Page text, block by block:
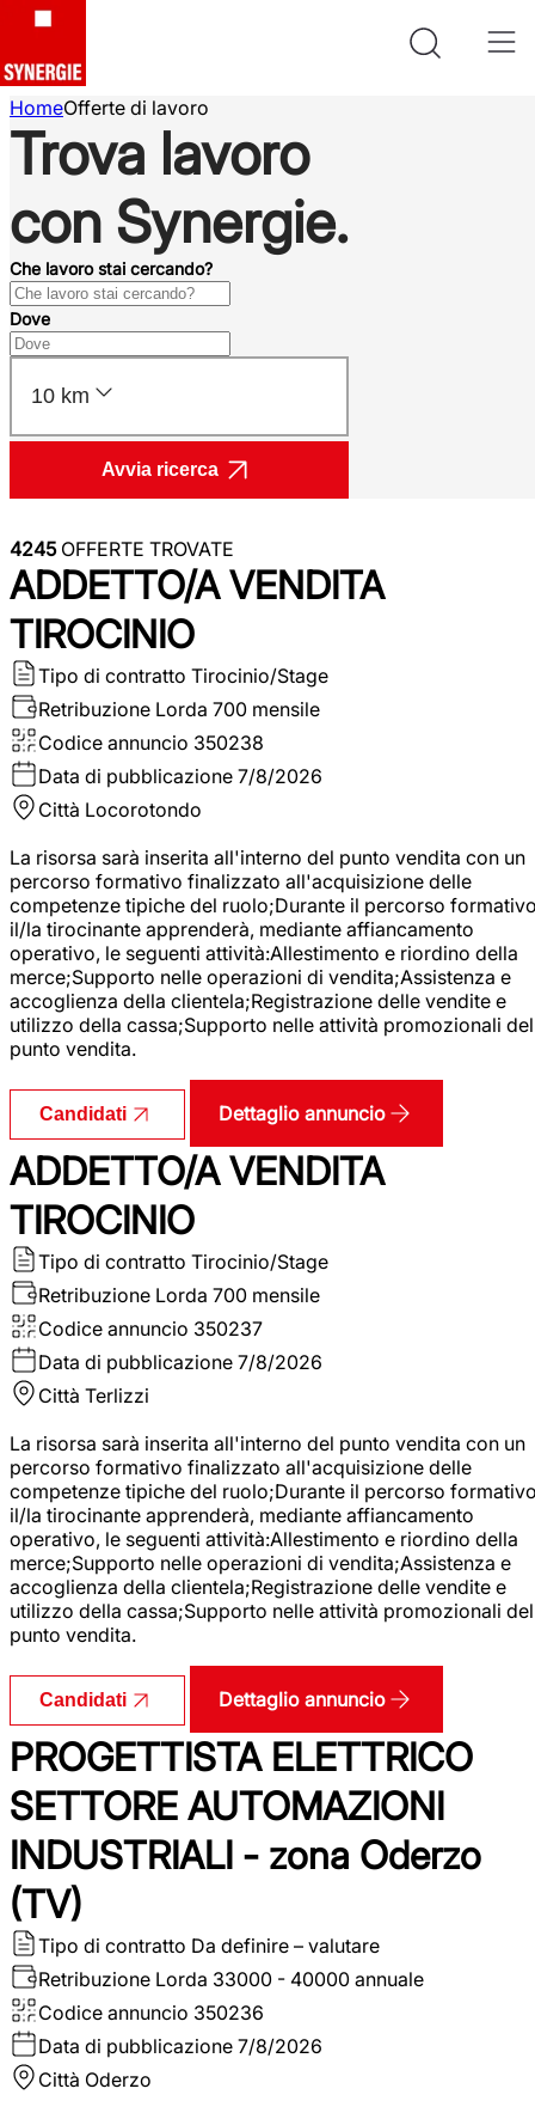
HomeOfferte di lavoro
Trova lavoro
con Synergie.
Che lavoro stai cercando?
Dove
10 km
Avvia ricerca
4245OFFERTE TROVATE
ADDETTO/A VENDITA
TIROCINIO
Tipo di contratto Tirocinio/Stage
Retribuzione Lorda 700 mensile
Codice annuncio 350238
Data di pubblicazione 7/8/2026
Città Locorotondo
La risorsa sarà inserita all'interno del punto vendita con un
percorso formativo finalizzato all'acquisizione delle
competenze tipiche del ruolo;Durante il percorso
il/la tirocinante apprenderà, mediante affiancamento
operativo, le seguenti attività:Allestimento e riordino della
merce;Supporto nelle operazioni di vendita;Assistenza e
accoglienza della clientela;Registrazione delle vendite e
utilizzo della cassa;Supporto nelle attività promozionali del
punto vendita.
Candidati Dettaglio annuncio
ADDETTO/A VENDITA
TIROCINIO
Tipo di contratto Tirocinio/Stage
Retribuzione Lorda 700 mensile
Codice annuncio 350237
Data di pubblicazione 7/8/2026
Città Terlizzi
La risorsa sarà inserita all'interno del punto vendita con un
percorso formativo finalizzato all'acquisizione delle
competenze tipiche del ruolo;Durante il percorso
il/la tirocinante apprenderà, mediante affiancamento
operativo, le seguenti attività:Allestimento e riordino della
merce;Supporto nelle operazioni di vendita;Assistenza e
accoglienza della clientela;Registrazione delle vendite e
utilizzo della cassa;Supporto nelle attività promozionali del
punto vendita.
Candidati Dettaglio annuncio
PROGETTISTA ELETTRICO
SETTORE AUTOMAZIONI
INDUSTRIALI - zona Oderzo
(TV)
Tipo di contratto Da definire – valutare
Retribuzione Lorda 33000 - 40000 annuale
Codice annuncio 350236
Data di pubblicazione 7/8/2026
Città Oderzo